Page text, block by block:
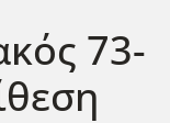
73-